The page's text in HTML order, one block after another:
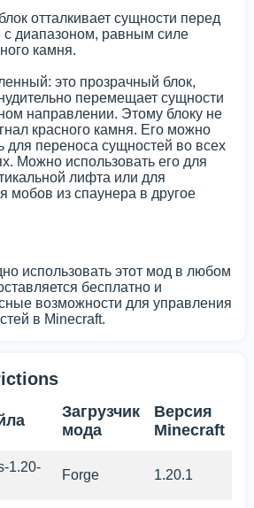
отталкивает сущности перед
с диапазоном, равным силе
камня.
это прозрачный блок,
перемещает сущности
направлении. Этому блоку не
красного камня. Его можно
для переноса сущностей во всех
Можно использовать его для
лифта или для
мобов из спаунера в другое
использовать этот мод в любом
бесплатно и
возможности для управления
в Minecraft.
Загрузчик
мода
Версия
Minecraft
1.20-
Forge 1.20.1